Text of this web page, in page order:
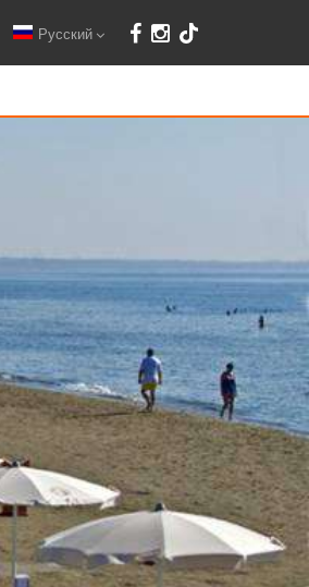
Русский